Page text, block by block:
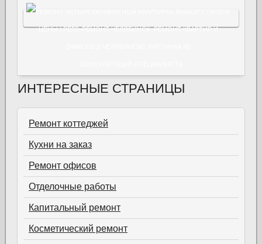
ИНТЕРЕСНЫЕ СТРАНИЦЫ
Ремонт коттеджей
Кухни на заказ
Ремонт офисов
Отделочные работы
Капитальный ремонт
Косметический ремонт